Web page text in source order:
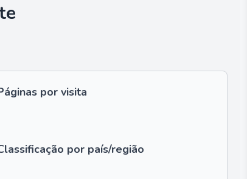
por visita
por país/região